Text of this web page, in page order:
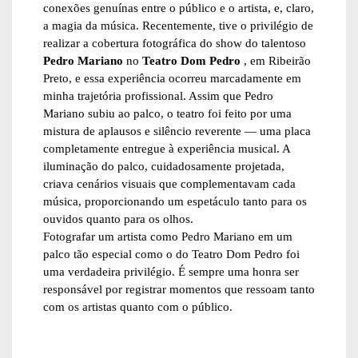
conexões genuínas entre o público e o artista, e, claro,
a magia da música. Recentemente, tive o privilégio de
realizar a cobertura fotográfica do show do talentoso
Pedro Mariano no Teatro Dom Pedro , em Ribeirão
Preto, e essa experiência ocorreu marcadamente em
minha trajetória profissional. Assim que Pedro
Mariano subiu ao palco, o teatro foi feito por uma
mistura de aplausos e silêncio reverente — uma placa
completamente entregue à experiência musical. A
iluminação do palco, cuidadosamente projetada,
criava cenários visuais que complementavam cada
música, proporcionando um espetáculo tanto para os
ouvidos quanto para os olhos.
Fotografar um artista como Pedro Mariano em um
palco tão especial como o do Teatro Dom Pedro foi
uma verdadeira privilégio. É sempre uma honra ser
responsável por registrar momentos que ressoam tanto
com os artistas quanto com o público.